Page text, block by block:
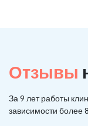
Отзывы
За 9 лет работы
зависимости более